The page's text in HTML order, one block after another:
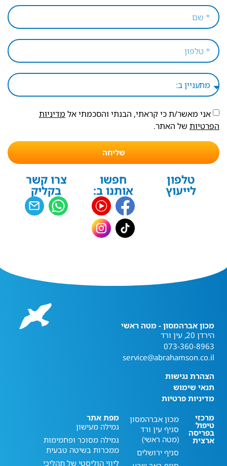
אני מאשר/ת כי קראתי, הבנתי והסכמתי אל מדיניות
הפרטיות של האתר.
שליחה
טלפון
לייעוץ
חפשו
אותנו ב:
צרו קשר
בקליק
מכון אברהמסון - מטה ראשי
הירדן 20, עין ורד
073-360-8963
service@abrahamson.co.il
הצהרת נגישות
תנאי שימוש
מדיניות פרטיות
מרכזי
טיפול
בפריסה
ארצית
מכון אברהמסון
סניף עין ורד
(מטה ראשי)
סניף ירושלים
מפת אתר
גמילה מעישון
גמילה מסוכר ופחמימות
ממכרות בשיטה טבעית
ליווי הוליסטי של תהליכי